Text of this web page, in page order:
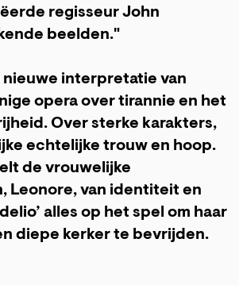
regisseur John
beelden."
nieuwe interpretatie van
opera over tirannie en het
Over sterke karakters,
echtelijke trouw en hoop.
de vrouwelijke
Leonore, van identiteit en
alles op het spel om haar
diepe kerker te bevrijden.